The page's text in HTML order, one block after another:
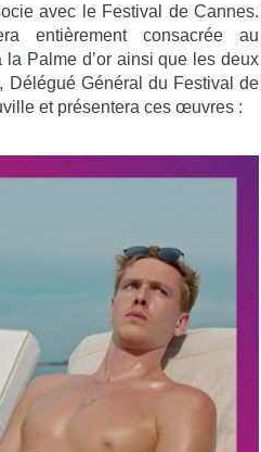
avec le Festival de Cannes.
entièrement consacrée au
la Palme d’or ainsi que les deux
Délégué Général du Festival de
et présentera ces œuvres :